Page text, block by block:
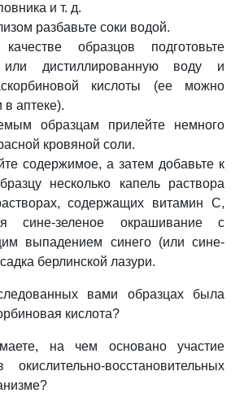
и т. д.
разбавьте соки водой.
образцов подготовьте
или дистиллированную воду и
кислоты (ее можно
в аптеке).
образцам прилейте немного
кровяной соли.
содержимое, а затем добавьте к
несколько капель раствора
содержащих витамин С,
сине-зеленое окрашивание с
выпадением синего (или сине-
берлинской лазури.
вами образцах была
кислота?
на чем основано участие
восстановительных